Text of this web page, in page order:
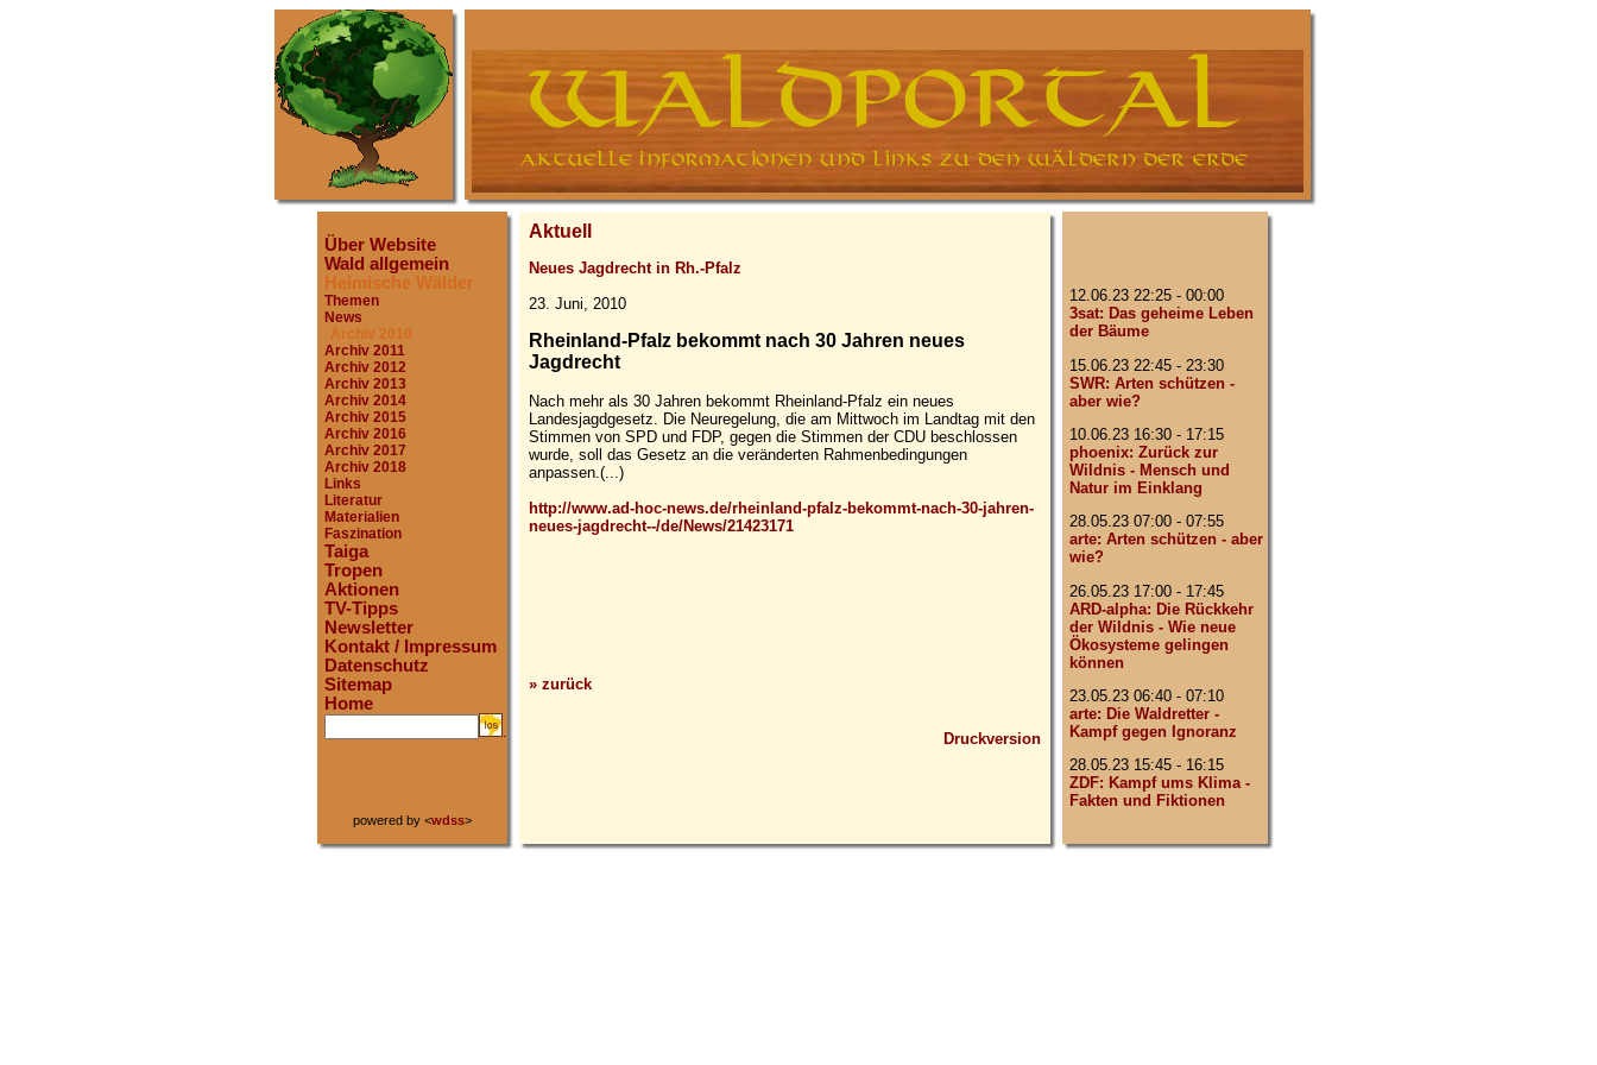
Über Website
Wald allgemein
Heimische Wälder
Themen
News
Archiv 2010
Archiv 2011
Archiv 2012
Archiv 2013
Archiv 2014
Archiv 2015
Archiv 2016
Archiv 2017
Archiv 2018
Links
Literatur
Materialien
Faszination
Taiga
Tropen
Aktionen
TV-Tipps
Newsletter
Kontakt / Impressum
Datenschutz
Sitemap
Home
.
powered by <wdss>
Aktuell
Neues Jagdrecht in Rh.-Pfalz
23. Juni, 2010
Rheinland-Pfalz bekommt nach 30 Jahren neues
Jagdrecht
Nach mehr als 30 Jahren bekommt Rheinland-Pfalz ein neues
Landesjagdgesetz. Die Neuregelung, die am Mittwoch im Landtag mit den
Stimmen von SPD und FDP, gegen die Stimmen der CDU beschlossen
wurde, soll das Gesetz an die veränderten Rahmenbedingungen
anpassen.(...)
http://www.ad-hoc-news.de/rheinland-pfalz-bekommt-nach-30-jahren-
neues-jagdrecht--/de/News/21423171
» zurück
Druckversion
12.06.23 22:25 - 00:00
3sat: Das geheime Leben
der Bäume
15.06.23 22:45 - 23:30
SWR: Arten schützen -
aber wie?
10.06.23 16:30 - 17:15
phoenix: Zurück zur
Wildnis - Mensch und
Natur im Einklang
28.05.23 07:00 - 07:55
arte: Arten schützen - aber
wie?
26.05.23 17:00 - 17:45
ARD-alpha: Die Rückkehr
der Wildnis - Wie neue
Ökosysteme gelingen
können
23.05.23 06:40 - 07:10
arte: Die Waldretter -
Kampf gegen Ignoranz
28.05.23 15:45 - 16:15
ZDF: Kampf ums Klima -
Fakten und Fiktionen